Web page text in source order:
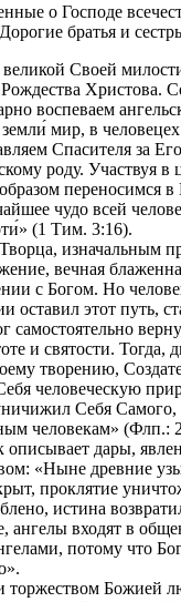
о Господе
Дорогие братья и
Своей
Рождества Христова.
воспеваем
мир, в
Спасителя за
роду. Участвуя в
переносимся в
чудо всей
(1 Тим. 3:16).
изначальным
вечная
с Богом. Но
оставил этот путь,
самостоятельно
и святости. Тогда,
творению,
человеческую
Себя Самого,
человекам» (Флп.:
описывает дары,
«Ныне древние
проклятие
истина
ангелы входят в
потому что
торжеством Божией